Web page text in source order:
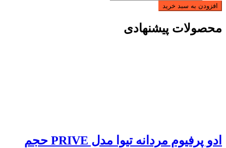
افزودن به سبد خرید
محصولات پیشنهادی
ادو پرفیوم مردانه تیوا مدل PRIVE حجم